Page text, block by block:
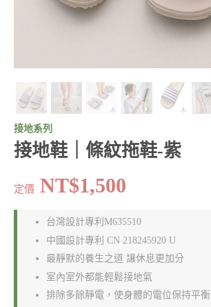
接地系列
接地鞋｜條紋拖鞋-紫
定價 NT$1,500
台灣設計專利M635510
中國設計專利 CN 218245920 U
最靜默的養生之道 讓休息更加分
室內室外都能輕鬆接地氣
排除多餘靜電，使身體的電位保持平衡